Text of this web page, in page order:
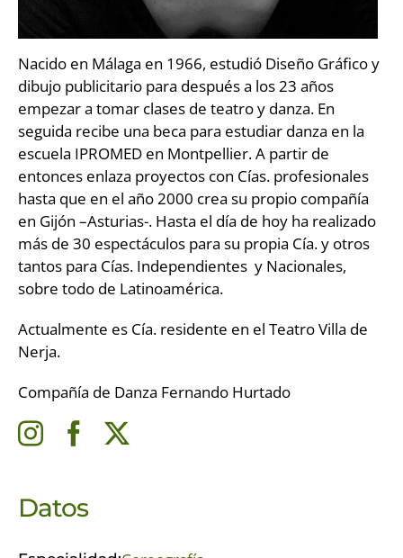
Nacido en Málaga en 1966, estudió Diseño Gráfico y
dibujo publicitario para después a los 23 años
empezar a tomar clases de teatro y danza. En
seguida recibe una beca para estudiar danza en la
escuela IPROMED en Montpellier. A partir de
entonces enlaza proyectos con Cías. profesionales
hasta que en el año 2000 crea su propio compañía
en Gijón –Asturias-. Hasta el día de hoy ha realizado
más de 30 espectáculos para su propia Cía. y otros
tantos para Cías. Independientes y Nacionales,
sobre todo de Latinoamérica.
Actualmente es Cía. residente en el Teatro Villa de
Nerja.
Compañía de Danza Fernando Hurtado
Datos